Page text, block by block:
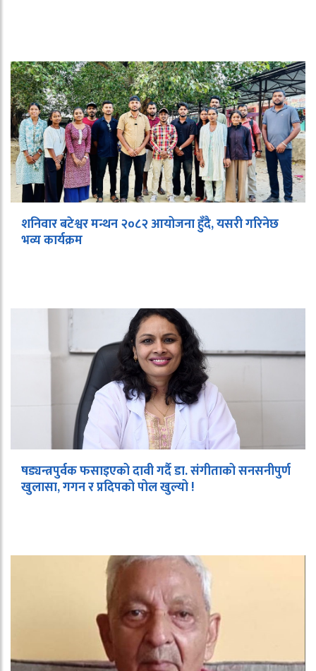
शनिवार बटेश्वर मन्थन २०८२ आयोजना हुँदै, यसरी गरिनेछ
भव्य कार्यक्रम
षड्यन्त्रपुर्वक फसाइएको दावी गर्दै डा. संगीताको सनसनीपुर्ण
खुलासा, गगन र प्रदिपको पोल खुल्यो !